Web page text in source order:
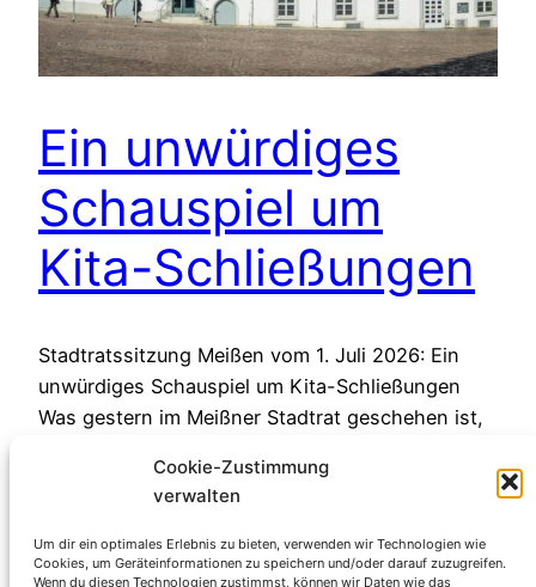
Cookie-Zustimmung
verwalten
Um dir ein optimales Erlebnis zu bieten, verwenden wir Technologien wie
Cookies, um Geräteinformationen zu speichern und/oder darauf zuzugreifen.
Wenn du diesen Technologien zustimmst, können wir Daten wie das
Ein unwürdiges
Schauspiel um
Kita-Schließungen
Stadtratssitzung Meißen vom 1. Juli 2026: Ein
unwürdiges Schauspiel um Kita-Schließungen
Was gestern im Meißner Stadtrat geschehen ist,
verhalfen Stimmen von CDU, FDP und der
Wählervereinigung Freie Bürger einem Antrag der
AfD-Fraktion zulasten der integrativen Kita
„Regenbogen“ zur Mehrheit.Als SPD-Stadtrat ist